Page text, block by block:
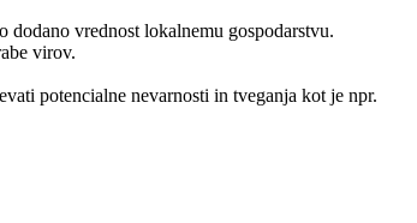
vrednost lokalnemu gospodarstvu.
virov.
potencialne nevarnosti in tveganja kot je npr.